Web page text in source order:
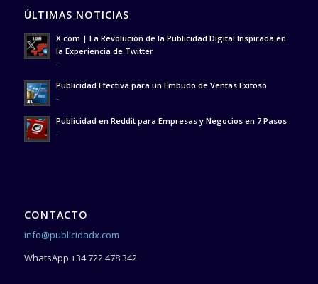
ÚLTIMAS NOTICIAS
X.com | La Revolución de la Publicidad Digital Inspirada en
la Experiencia de Twitter
-
Publicidad Efectiva para un Embudo de Ventas Exitoso
-
Publicidad en Reddit para Empresas y Negocios en 7 Pasos
-
CONTACTO
info@publicidadx.com
WhatsApp +34 722 478 342